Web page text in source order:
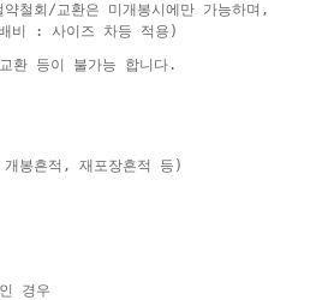
철회/교환은 미개봉시에만 가능하며,
배비 : 사이즈 차등 적용)
환 등이 불가능 합니다.
봉흔적, 재포장흔적 등)
경우